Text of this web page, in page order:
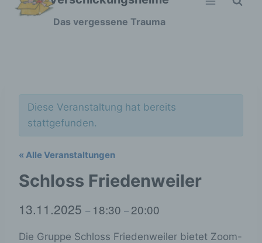
Zum
Das vergessene Trauma
Diese Veranstaltung hat bereits
stattgefunden.
« Alle Veranstaltungen
Schloss Friedenweiler
13.11.2025 – 18:30 – 20:00
Die Gruppe Schloss Friedenweiler bietet Zoom-